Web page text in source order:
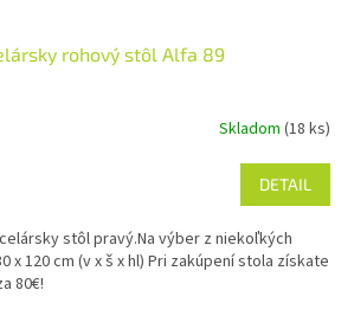
rohový stôl Alfa 89
Skladom(18 ks)
DETAIL
stôl pravý.Na výber z niekoľkých
x 120 cm (v x š x hl) Pri zakúpení stola získate
80€!